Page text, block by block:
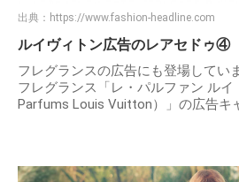
出典： https://www.fashion-headline.com
ルイヴィトン広告のレアセドゥ④
フレグランスの広告にも登場してい
フレグランス「レ・パルファン ルイ
Parfums Louis Vuitton）」の広告キ